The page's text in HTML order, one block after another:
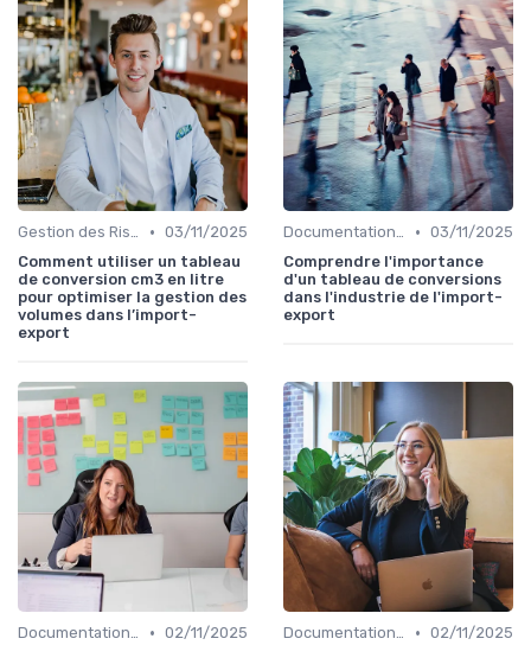
Gestion des Risques • 03/11/2025
Comment utiliser un tableau
de conversion cm3 en litre
pour optimiser la gestion des
volumes dans l’import-
export
Documentation & Conformité • 03/11/2025
Comprendre l'importance
d'un tableau de conversions
dans l'industrie de l'import-
export
Documentation & Conformité • 02/11/2025
Documentation & Conformité • 02/11/2025